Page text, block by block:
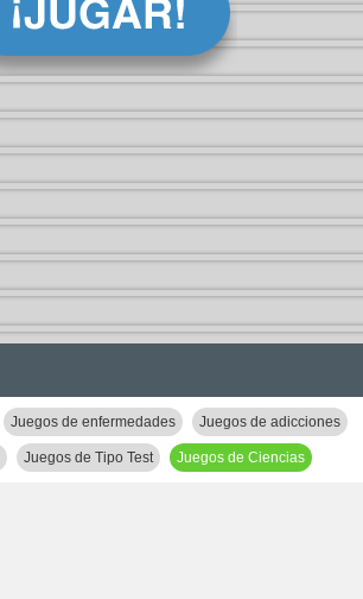
Juegos de enfermedades Juegos de adicciones
Juegos de Tipo Test Juegos de Ciencias